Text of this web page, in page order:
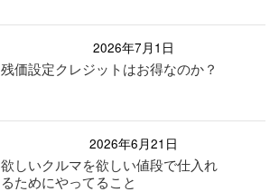
2026年7月1日
残価設定クレジットはお得なのか？
2026年6月21日
欲しいクルマを欲しい値段で仕入れ
るためにやってること